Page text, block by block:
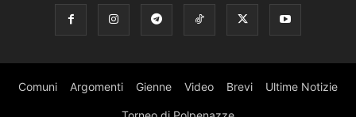
Comuni Argomenti Gienne Video Brevi Ultime Notizie